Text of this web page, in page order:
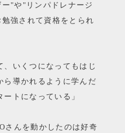
"や"リンパドレナージ
強されて資格をとられ
、いくつになってもはじ
ら導かれるように学んだ
トになっている」
さんを動かしたのは好奇